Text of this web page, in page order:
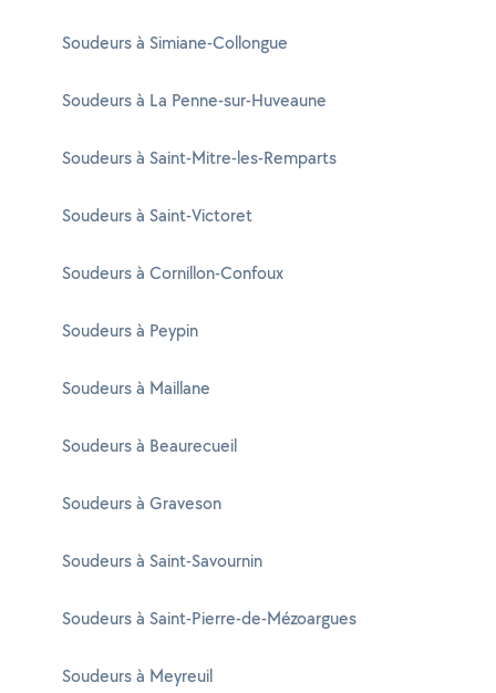
Soudeurs à Simiane-Collongue
Soudeurs à La Penne-sur-Huveaune
Soudeurs à Saint-Mitre-les-Remparts
Soudeurs à Saint-Victoret
Soudeurs à Cornillon-Confoux
Soudeurs à Peypin
Soudeurs à Maillane
Soudeurs à Beaurecueil
Soudeurs à Graveson
Soudeurs à Saint-Savournin
Soudeurs à Saint-Pierre-de-Mézoargues
Soudeurs à Meyreuil